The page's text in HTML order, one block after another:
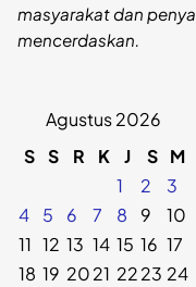
masyarakat dan
mencerdaskan.
Agustus 2026
S S R K J S M
1
2
3
4
5 6 7 8 9
10
11 12 13 14 15 16 17
18 19 2021 2223 24